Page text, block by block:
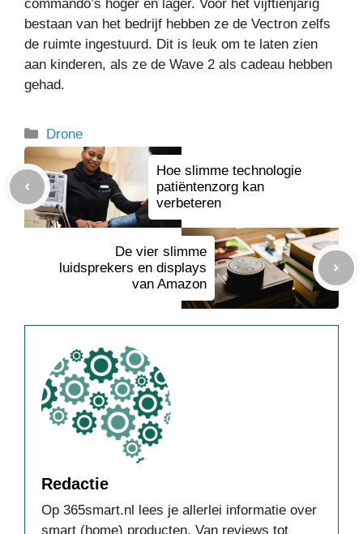
commando’s hoger en lager. Voor het vijftienjarig
bestaan van het bedrijf hebben ze de Vectron zelfs
de ruimte ingestuurd. Dit is leuk om te laten zien
aan kinderen, als ze de Wave 2 als cadeau hebben
gehad.
Categorieën
Drone
Hoe slimme technologie
patiëntenzorg kan
verbeteren
De vier slimme
luidsprekers en displays
van Amazon
Redactie
Op 365smart.nl lees je allerlei informatie over
smart (home) producten. Van reviews tot